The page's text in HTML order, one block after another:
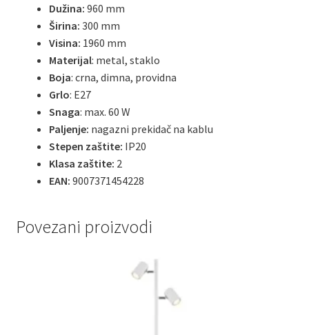
Dužina: 960 mm
Širina: 300 mm
Visina: 1960 mm
Materijal: metal, staklo
Boja: crna, dimna, providna
Grlo: E27
Snaga: max. 60 W
Paljenje: nagazni prekidač na kablu
Stepen zaštite: IP20
Klasa zaštite: 2
EAN: 9007371454228
Povezani proizvodi